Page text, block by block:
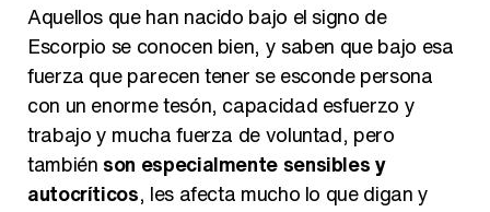
Aquellos que han nacido bajo el signo de
Escorpio se conocen bien, y saben que bajo esa
fuerza que parecen tener se esconde persona
con un enorme tesón, capacidad esfuerzo y
trabajo y mucha fuerza de voluntad, pero
también son especialmente sensibles y
autocríticos, les afecta mucho lo que digan y